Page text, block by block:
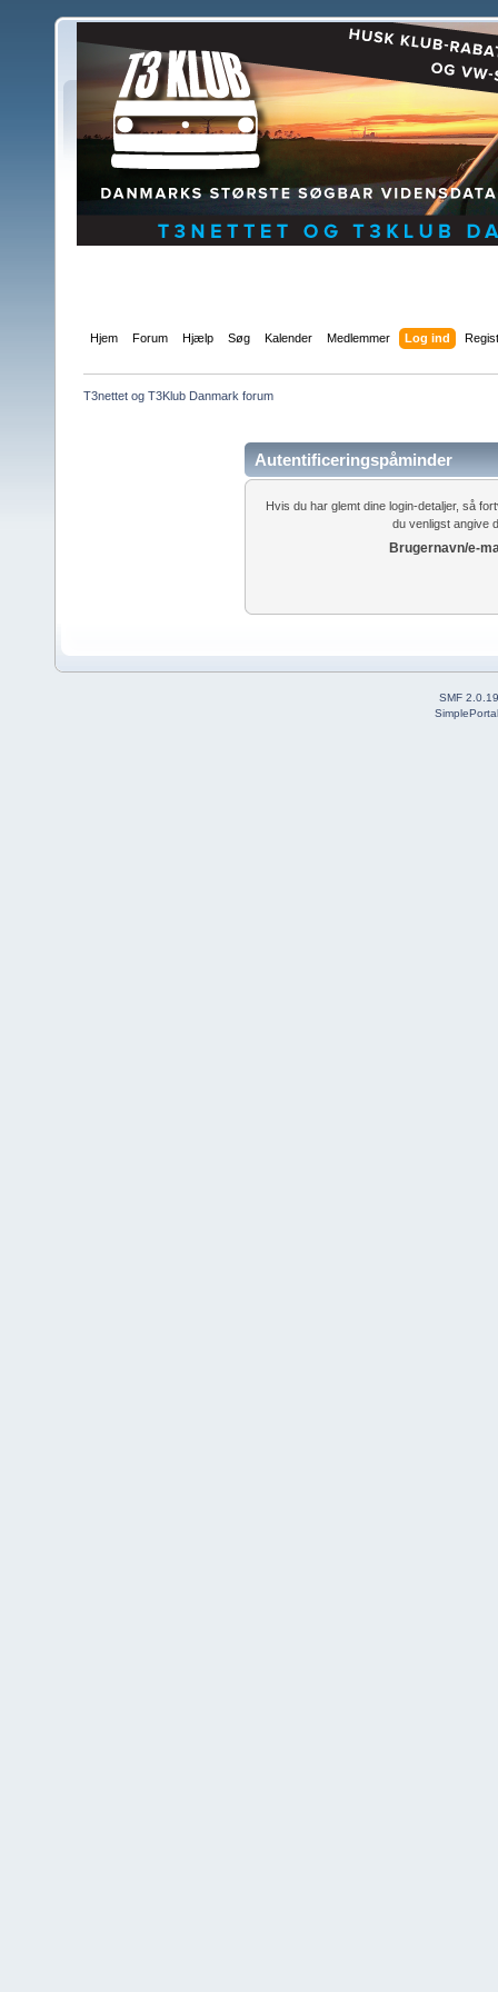
Hjem Forum Hjælp Søg Kalender Medlemmer Log ind
T3nettet og T3Klub Danmark forum
Autentificeringspåminder
Hvis du har glemt dine login-detaljer, så
du venligst angive
Brugernavn/e-
SMF 2.0.19